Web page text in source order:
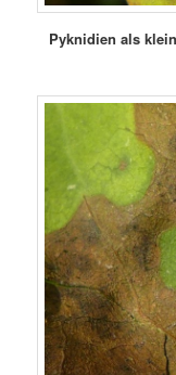
Pyknidien als